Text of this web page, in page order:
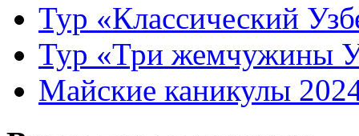
Тур «Классический
Тур «Три жемчужины
Майские каникулы